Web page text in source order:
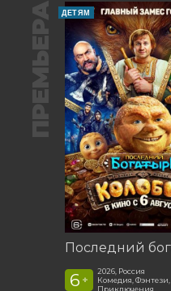
ПРЕМЬЕРА ДЕТЯМ
6 +
2026, Россия
Комедия, Фэнтези,
Приключения